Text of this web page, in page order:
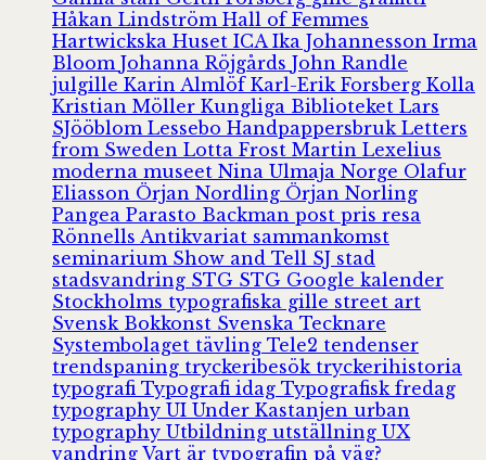
Håkan Lindström Hall of Femmes
Hartwickska Huset ICA Ika Johannesson Irma
Bloom Johanna Röjgårds John Randle
julgille Karin Almlöf Karl-Erik Forsberg Kolla
Kristian Möller Kungliga Biblioteket Lars
SJööblom Lessebo Handpappersbruk Letters
from Sweden Lotta Frost Martin Lexelius
moderna museet Nina Ulmaja Norge Olafur
Eliasson Örjan Nordling Örjan Norling
Pangea Parasto Backman post pris resa
Rönnells Antikvariat sammankomst
seminarium Show and Tell SJ stad
stadsvandring STG STG Google kalender
Stockholms typografiska gille street art
Svensk Bokkonst Svenska Tecknare
Systembolaget tävling Tele2 tendenser
trendspaning tryckeribesök tryckerihistoria
typografi Typografi idag Typografisk fredag
typography UI Under Kastanjen urban
typography Utbildning utställning UX
vandring Vart är typografin på väg?